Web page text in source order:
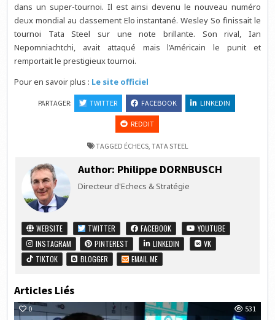
dans un super-tournoi. Il est ainsi devenu le nouveau numéro
deux mondial au classement Elo instantané. Wesley So finissait le
tournoi Tata Steel sur une note brillante. Son rival, Ian
Nepomniachtchi, avait attaqué mais l’Américain le punit et
remportait le prestigieux tournoi.
Pour en savoir plus : Le site officiel
PARTAGER: TWITTER FACEBOOK LINKEDIN
REDDIT
TAGGED ÉCHECS, TATA STEEL
Author: Philippe DORNBUSCH
Directeur d'Echecs & Stratégie
WEBSITE TWITTER FACEBOOK
YOUTUBE
INSTAGRAM
PINTEREST LINKEDIN
VK
TIKTOK
BLOGGER EMAIL ME
Articles Liés
0 531